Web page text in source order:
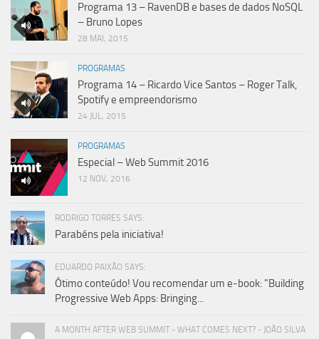
Programa 13 – RavenDB e bases de dados NoSQL
– Bruno Lopes
28 MAI, 2015
PROGRAMAS
Programa 14 – Ricardo Vice Santos – Roger Talk,
Spotify e empreendorismo
24 JUL, 2015
PROGRAMAS
Especial – Web Summit 2016
12 NOV, 2016
RODRIGO TORRES SAYS:
Parabéns pela iniciativa!
EDUARDO PAIXÃO SAYS:
Ótimo conteúdo! Vou recomendar um e-book: "Building
Progressive Web Apps: Bringing...
A MONTH AFTER WEB SUMMIT - WHAT COMES NEXT? - JOÃO SILVA